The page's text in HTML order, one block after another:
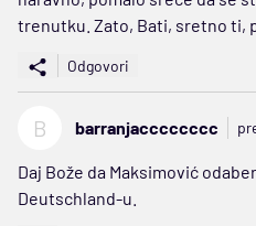
trenutku. Zato, Bati, sretno ti,
Odgovori
B barranjacccccccc
Daj Bože da Maksimović
Deutschland-u.